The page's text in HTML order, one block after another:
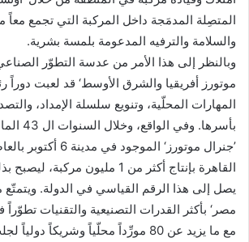
المتصِلة المدمَجة داخل المركبة التي تجمع معاً
والسلامة والترفيه المدعومة بلمسة بشرية.
وبالنظر إلى هذا الأمر من عدسة التطوّر
موتورز أفريقيا والشرق الأوسط‘ قد لعبت دوراً
المهارات المحلّية، وتنويع سلسلة الإمداد،
بأسرها.
’جنرال موتورز‘ الموجود
القاهرة بإنتاج أكثر من 1 مليون
يصل إلى هذا الرقم القياسي في الدولة. ويتمتّع
مصر‘ بأكثر القدرات التصنيعية والتقنيات
مع ما يزيد عن 80 مورِّداً محلّياً وشريكاً